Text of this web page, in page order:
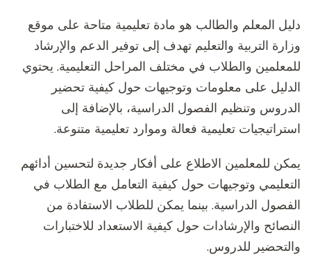
دليل المعلم والطالب هو مادة تعليمية متاحة على موقع
وزارة التربية والتعليم تهدف إلى توفير الدعم والإرشاد
للمعلمين والطلاب في مختلف المراحل التعليمية. يحتوي
الدليل على معلومات وتوجيهات حول كيفية تحضير
الدروس وتنظيم الفصول الدراسية، بالإضافة إلى
استراتيجيات تعليمية فعالة وموارد تعليمية متنوعة.
يمكن للمعلمين الاطلاع على أفكار جديدة لتحسين أدائهم
التعليمي وتوجيهات حول كيفية التعامل مع الطلاب في
الفصول الدراسية. بينما يمكن للطلاب الاستفادة من
النصائح والإرشادات حول كيفية الاستعداد للاختبارات
والتحضير للدروس.